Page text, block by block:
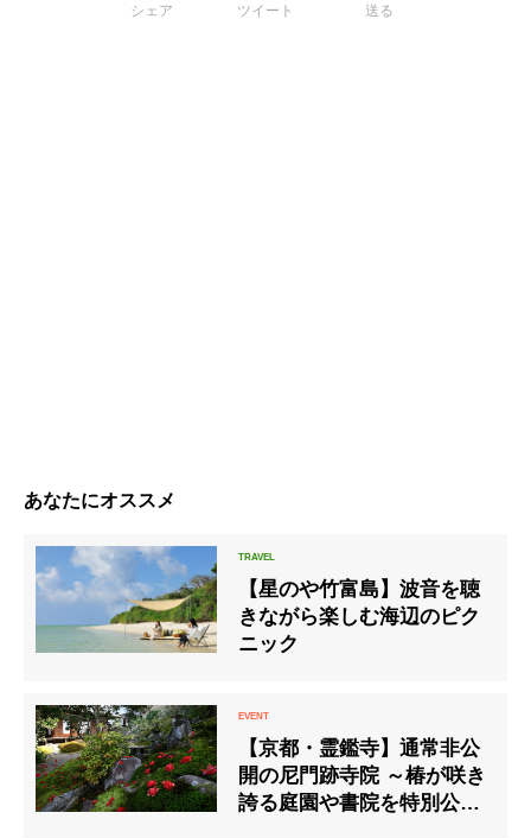
シェア ツイート 送る
あなたにオススメ
【星のや竹富島】波音を聴
きながら楽しむ海辺のピク
ニック
【京都・霊鑑寺】通常非公
開の尼門跡寺院 ～椿が咲き
誇る庭園や書院を特別公開